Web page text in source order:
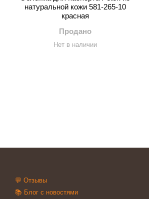
натуральной кожи 581-265-10
красная
Продано
Нет в наличии
💬 Отзывы
📚 Блог с новостями